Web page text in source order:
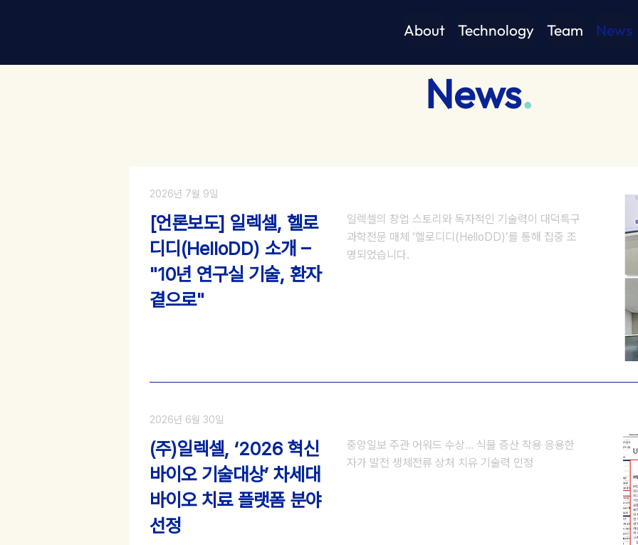
About Technology Team News
News.
2026년 7월 9일
[언론보도] 일렉셀, 헬로
디디(HelloDD) 소개 –
"10년 연구실 기술, 환자
곁으로"
일렉셀의 창업 스토리와 독자적인 기술력이 대덕특구
과학전문 매체 ‘헬로디디(HelloDD)’를 통해 집중 조
명되었습니다.
2026년 6월 30일
(주)일렉셀, ‘2026 혁신
바이오 기술대상’ 차세대
바이오 치료 플랫폼 분야
선정
중앙일보 주관 어워드 수상… 식물 증산 작용 응용한
자가 발전 생체전류 상처 치유 기술력 인정